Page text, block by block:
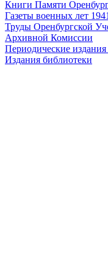
Книги Памяти
Газеты военных лет
Труды Оренбургской
Архивной Комиссии
Периодические издания
Издания библиотеки